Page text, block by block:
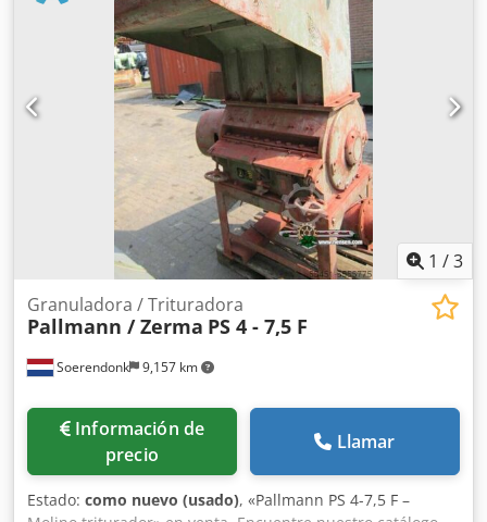
1 /3
Soerendonk 9,157 km
Granuladora / Trituradora
Pallmann / Zerma PS 4 - 7,5 F
Información de
precio
Llamar
Estado: como nuevo (usado), «Pallmann PS 4-7,5 F –